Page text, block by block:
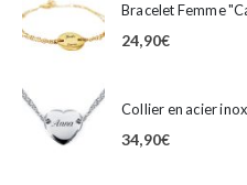
24,90€
Collier en acier
34,90€